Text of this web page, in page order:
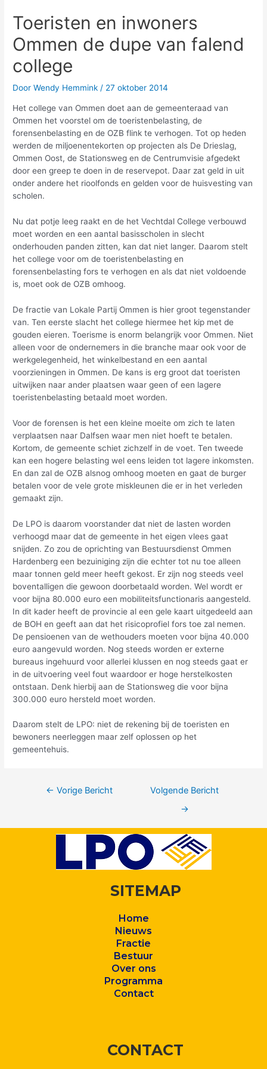
Toeristen en inwoners
Ommen de dupe van falend
college
DoorWendy Hemmink/ 27 oktober 2014
Het college van Ommen doet aan de gemeenteraad van
Ommen het voorstel om de toeristenbelasting, de
forensenbelasting en de OZB flink te verhogen. Tot op heden
werden de miljoenentekorten op projecten als De Drieslag,
Ommen Oost, de Stationsweg en de Centrumvisie afgedekt
door een greep te doen in de reservepot. Daar zat geld in uit
onder andere het rioolfonds en gelden voor de huisvesting van
scholen.
Nu dat potje leeg raakt en de het Vechtdal College verbouwd
moet worden en een aantal basisscholen in slecht
onderhouden panden zitten, kan dat niet langer. Daarom stelt
het college voor om de toeristenbelasting en
forensenbelasting fors te verhogen en als dat niet voldoende
is, moet ook de OZB omhoog.
De fractie van Lokale Partij Ommen is hier groot tegenstander
van. Ten eerste slacht het college hiermee het kip met de
gouden eieren. Toerisme is enorm belangrijk voor Ommen. Niet
alleen voor de ondernemers in die branche maar ook voor de
werkgelegenheid, het winkelbestand en een aantal
voorzieningen in Ommen. De kans is erg groot dat toeristen
uitwijken naar ander plaatsen waar geen of een lagere
toeristenbelasting betaald moet worden.
Voor de forensen is het een kleine moeite om zich te laten
verplaatsen naar Dalfsen waar men niet hoeft te betalen.
Kortom, de gemeente schiet zichzelf in de voet. Ten tweede
kan een hogere belasting wel eens leiden tot lagere inkomsten.
En dan zal de OZB alsnog omhoog moeten en gaat de burger
betalen voor de vele grote miskleunen die er in het verleden
gemaakt zijn.
De LPO is daarom voorstander dat niet de lasten worden
verhoogd maar dat de gemeente in het eigen vlees gaat
snijden. Zo zou de oprichting van Bestuursdienst Ommen
Hardenberg een bezuiniging zijn die echter tot nu toe alleen
maar tonnen geld meer heeft gekost. Er zijn nog steeds veel
boventalligen die gewoon doorbetaald worden. Wel wordt er
voor bijna 80.000 euro een mobiliteitsfunctionaris aangesteld.
In dit kader heeft de provincie al een gele kaart uitgedeeld aan
de BOH en geeft aan dat het risicoprofiel fors toe zal nemen.
De pensioenen van de wethouders moeten voor bijna 40.000
euro aangevuld worden. Nog steeds worden er externe
bureaus ingehuurd voor allerlei klussen en nog steeds gaat er
in de uitvoering veel fout waardoor er hoge herstelkosten
ontstaan. Denk hierbij aan de Stationsweg die voor bijna
300.000 euro hersteld moet worden.
Daarom stelt de LPO: niet de rekening bij de toeristen en
bewoners neerleggen maar zelf oplossen op het
gemeentehuis.
← Vorige Bericht
Volgende Bericht
→
SITEMAP
Home
Nieuws
Fractie
Bestuur
Over ons
Programma
Contact
CONTACT